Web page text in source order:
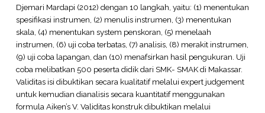
Djemari Mardapi (2012) dengan 10 langkah, yaitu: (1) menentukan
spesifikasi instrumen, (2) menulis instrumen, (3) menentukan
skala, (4) menentukan system penskoran, (5) menelaah
instrumen, (6) uji coba terbatas, (7) analisis, (8) merakit instrumen,
(9) uji coba lapangan, dan (10) menafsirkan hasil pengukuran. Uji
coba melibatkan 500 peserta didik dari SMK- SMAK di Makassar.
Validitas isi dibuktikan secara kualitatif melalui expert judgement
untuk kemudian dianalisis secara kuantitatif menggunakan
formula Aiken’s V. Validitas konstruk dibuktikan melalui